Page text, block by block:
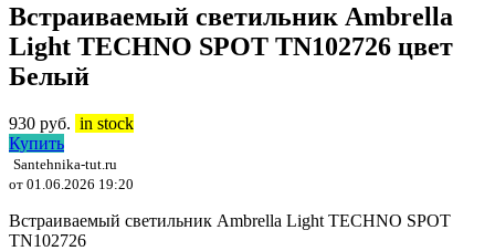
Встраиваемый светильник Ambrella
Light TECHNO SPOT TN102726 цвет
Белый
930 руб. in stock
Купить
Santehnika-tut.ru
от 01.06.2026 19:20
Встраиваемый светильник Ambrella Light TECHNO SPOT
TN102726